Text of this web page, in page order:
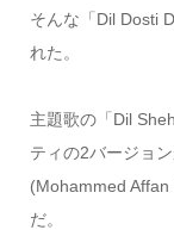
そんな「Dil Dosti
れた。
主題歌の「Dil
ティの2バージョ
(Mohammed
だ。